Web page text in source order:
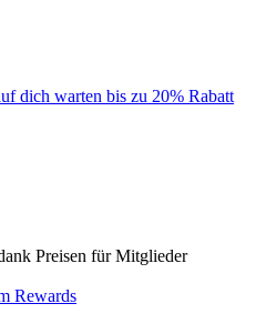
dich warten bis zu 20% Rabatt
Preisen für Mitglieder
Rewards